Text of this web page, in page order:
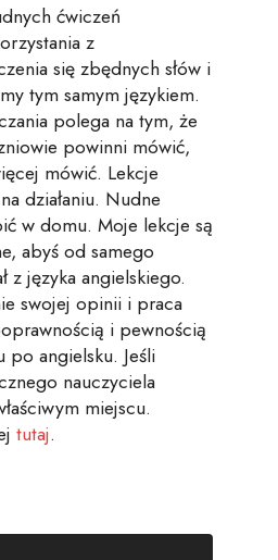
ćwiczeń
z
się zbędnych słów i
tym samym językiem.
polega na tym, że
powinni mówić,
mówić. Lekcje
działaniu. Nudne
w domu. Moje lekcje są
abyś od samego
z języka angielskiego.
swojej opinii i praca
i pewnością
angielsku. Jeśli
nauczyciela
miejscu.
tutaj.